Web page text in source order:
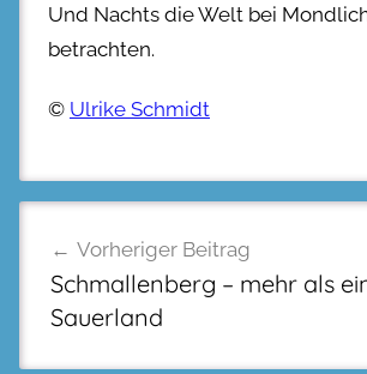
Und Nachts die Welt bei
betrachten.
© Ulrike Schmidt
Vorheriger Beitrag
Schmallenberg – mehr als
Sauerland